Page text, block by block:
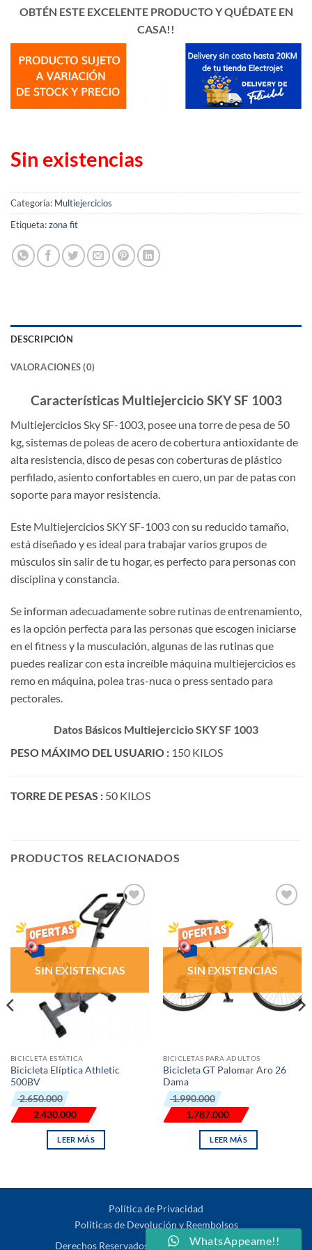
era:
₲ 1.527.700.
es:
₲ 1.375.000.
OBTÉN ESTE EXCELENTE PRODUCTO Y QUÉDATE EN
CASA!!
Sin existencias
Categoría: Multiejercicios
Etiqueta:zona fit
DESCRIPCIÓN
VALORACIONES (0)
Características Multiejercicio SKY SF 1003
Multiejercicios Sky SF-1003, posee una torre de pesa de 50
kg, sistemas de poleas de acero de cobertura antioxidante de
alta resistencia, disco de pesas con coberturas de plástico
perfilado, asiento confortables en cuero, un par de patas con
soporte para mayor resistencia.
Este Multiejercicios SKY SF-1003 con su reducido tamaño,
está diseñado y es ideal para trabajar varios grupos de
músculos sin salir de tu hogar, es perfecto para personas con
disciplina y constancia.
Se informan adecuadamente sobre rutinas de entrenamiento,
es la opción perfecta para las personas que escogen iniciarse
en el fitness y la musculación, algunas de las rutinas que
puedes realizar con esta increíble máquina multiejercicios es
remo en máquina, polea tras-nuca o press sentado para
pectorales.
Datos Básicos Multiejercicio SKY SF 1003
PESO MÁXIMO DEL USUARIO : 150 KILOS
TORRE DE PESAS : 50 KILOS
PRODUCTOS RELACIONADOS
AÑADIR
LISTA
SIN EXISTENCIAS
BICICLETA ESTÁTICA
Bicicleta Elíptica Athletic
500BV
2.650.000
El
precio
original
era:
₲ 2.650.000.
2.430.000
El
precio
actual
es:
₲ 2.430.000.
LEER MÁS
AÑADIR
LISTA
DE
SIN EXISTENCIAS
BICICLETAS PARA ADULTOS
Bicicleta GT Palomar Aro 26
Dama
1.990.000
El
precio
original
era:
₲ 1.990.000.
1.787.000
El
precio
actual
es:
₲ 1.787.000.
LEER MÁS
Política de Privacidad
Políticas de Devolución y Reembolsos
Derechos Reservados 2026 ©
Deep Mind S.R.L.
WhatsAppeame!!